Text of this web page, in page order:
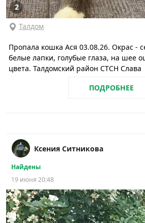
2
Талдом
Пропала кошка Ася 03.08.26. Окрас -
белые лапки, голубые глаза, на шее
цвета. Талдомский район СТСН Слава
ПОДРОБНЕЕ
Ксения Ситникова
Найдены
19 июня 20:48